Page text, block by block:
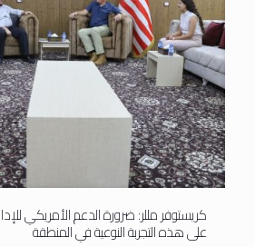
كريستوفر مللر: ضرورة الدعم الأمريكي
على هذه التجربة النوعية في المنطقة